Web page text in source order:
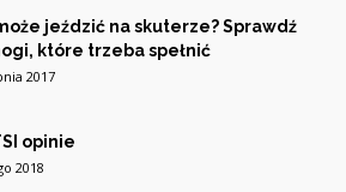
jeździć na skuterze? Sprawdź
które trzeba spełnić
2017
opinie
2018